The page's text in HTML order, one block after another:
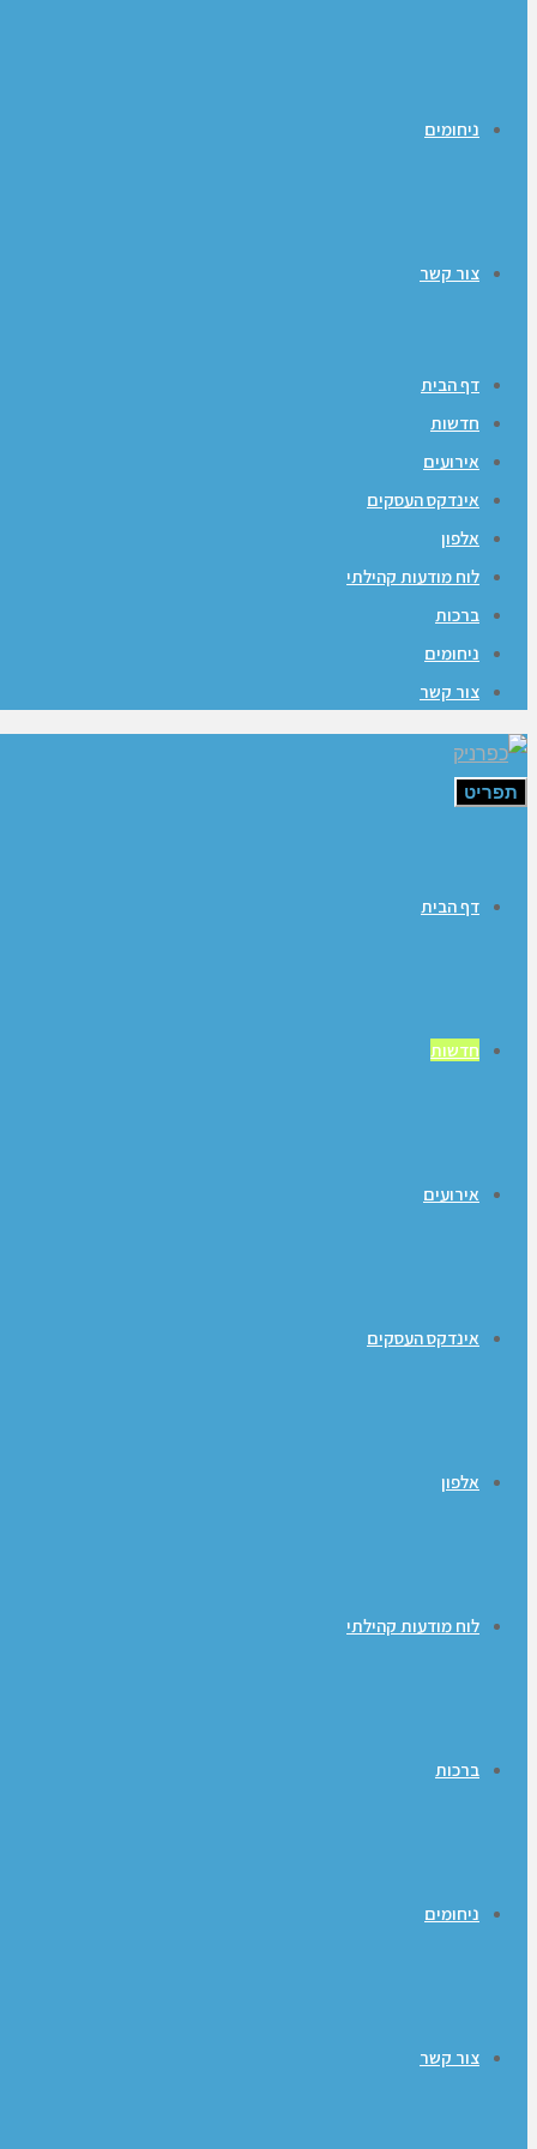
ניחומים
צור קשר
דף הבית
חדשות
אירועים
אינדקס העסקים
אלפון
לוח מודעות קהילתי
ברכות
ניחומים
צור קשר
תפריט
דף הבית
חדשות
אירועים
אינדקס העסקים
אלפון
לוח מודעות קהילתי
ברכות
ניחומים
צור קשר